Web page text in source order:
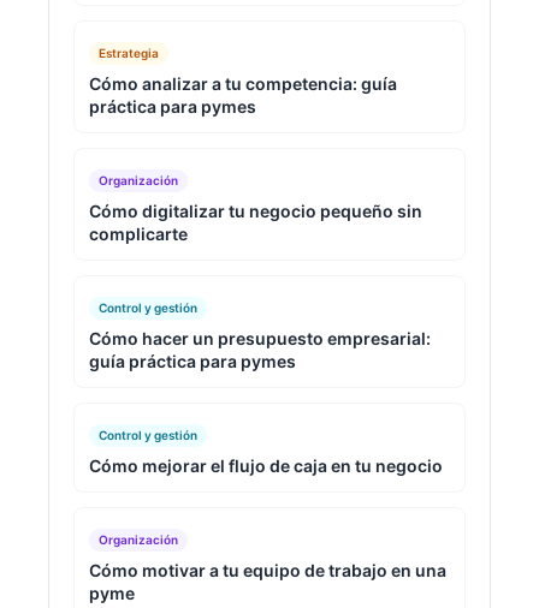
Estrategia
Cómo analizar a tu competencia: guía
práctica para pymes
Organización
Cómo digitalizar tu negocio pequeño sin
complicarte
Control y gestión
Cómo hacer un presupuesto empresarial:
guía práctica para pymes
Control y gestión
Cómo mejorar el flujo de caja en tu negocio
Organización
Cómo motivar a tu equipo de trabajo en una
pyme